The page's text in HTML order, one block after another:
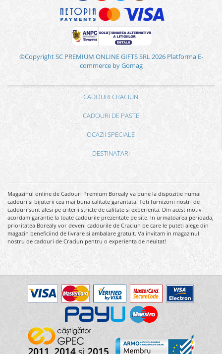
©Copyright SC PREMIUM ONLINE GIFTS SRL 2026 Platforma E-
commerce by Gomag
CADOURI CRACIUN
CADOURI DE PASTE
OCAZII SPECIALE
DESTINATARI
Magazinul online de Cadouri Premium Borealy va pune la dispozitie numai
cadouri si bijuterii cea mai buna calitate garantata. Toti furnizorii nostri de
cadouri sunt alesi pe criterii stricte de calitate si experienta. Din acest motiv
acordam garantie la toate cadourile prezentate pe site. In urmatoarea perioada,
prioritatea Borealy vor deveni cadourile de Craciun pe care le puteti alege din
magazin beneficiind de livrare si ambalare gratuit. Va invitam in magazinul
nostru de cadouri de Craciun pentru o experienta de neuitat!